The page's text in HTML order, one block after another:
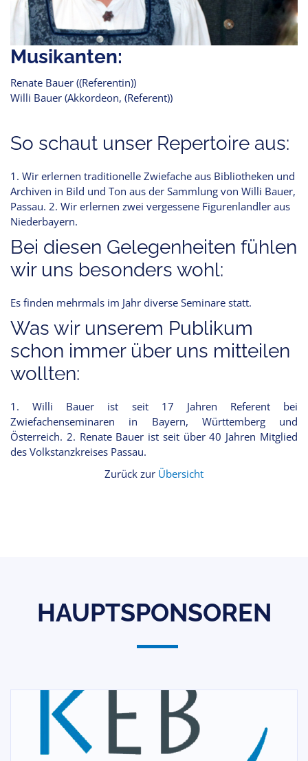
Musikanten:
Renate Bauer ((Referentin))
Willi Bauer (Akkordeon, (Referent))
So schaut unser Repertoire aus:
1. Wir erlernen traditionelle Zwiefache aus Bibliotheken und
Archiven in Bild und Ton aus der Sammlung von Willi Bauer,
Passau. 2. Wir erlernen zwei vergessene Figurenlandler aus
Niederbayern.
Bei diesen Gelegenheiten fühlen
wir uns besonders wohl:
Es finden mehrmals im Jahr diverse Seminare statt.
Was wir unserem Publikum
schon immer über uns mitteilen
wollten:
1. Willi Bauer ist seit 17 Jahren Referent bei
Zwiefachenseminaren in Bayern, Württemberg und
Österreich. 2. Renate Bauer ist seit über 40 Jahren Mitglied
des Volkstanzkreises Passau.
Zurück zur Übersicht
HAUPTSPONSOREN